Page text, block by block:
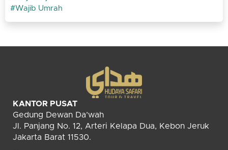
Wajib Umrah
KANTOR PUSAT
Gedung Dewan Da’wah
Jl. Panjang No. 12, Arteri Kelapa Dua, Kebon Jeruk
Jakarta Barat 11530.